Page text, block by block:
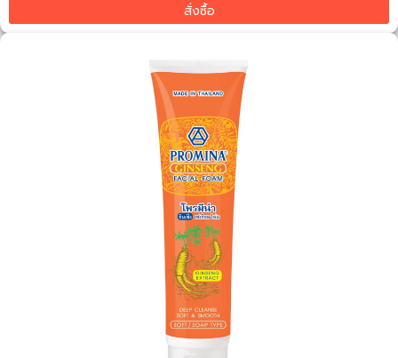
สั่งซื้อ